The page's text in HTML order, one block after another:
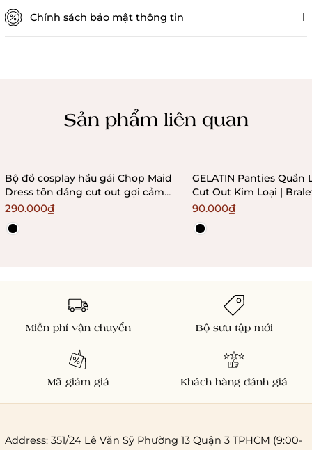
Chính sách bảo mật thông tin
Sản phẩm liên quan
Bộ đồ cosplay hầu gái Chop Maid
Dress tôn dáng cut out gợi cảm
Bralettehousevn
290.000₫
GELATIN Panties Quần
Cut Out Kim Loại |
90.000₫
Miễn phí vận chuyển Bộ sưu tập mới
Mã giảm giá Khách hàng đánh giá
Address: 351/24 Lê Văn Sỹ Phường 13 Quận 3 TPHCM (9:00-